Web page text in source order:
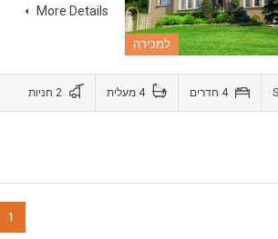
למכירה
More Details
4 חדרים 4 מעלית
1